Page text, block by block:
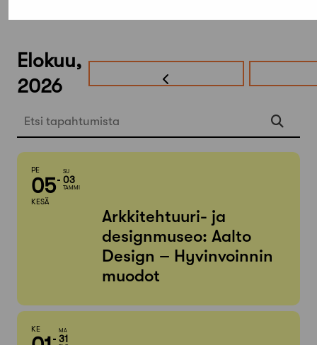
Elokuu,
2026
Etsi tapahtumista
PE
05
KESÄ
SU
03
TAMMI
Arkkitehtuuri- ja
designmuseo: Aalto
Design – Hyvinvoinnin
muodot
KE MA
31